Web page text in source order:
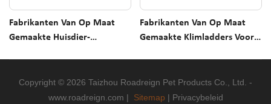
Fabrikanten Van Op Maat
Gemaakte Huisdier-
Fabrikanten Van Op Maat
Gemaakte Klimladders Voor
Copyright © 2026 Taizhou Roadreign Pet Products Co., Ltd. -
www.roadreign.com | Sitemap | Privacybeleid